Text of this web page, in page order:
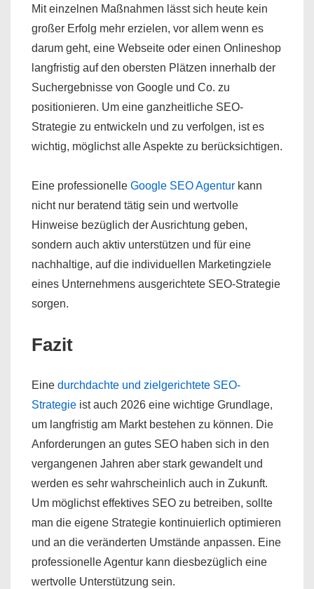
Mit einzelnen Maßnahmen lässt sich heute kein
großer Erfolg mehr erzielen, vor allem wenn es
darum geht, eine Webseite oder einen Onlineshop
langfristig auf den obersten Plätzen innerhalb der
Suchergebnisse von Google und Co. zu
positionieren. Um eine ganzheitliche SEO-
Strategie zu entwickeln und zu verfolgen, ist es
wichtig, möglichst alle Aspekte zu berücksichtigen.
Eine professionelle Google SEO Agentur kann
nicht nur beratend tätig sein und wertvolle
Hinweise bezüglich der Ausrichtung geben,
sondern auch aktiv unterstützen und für eine
nachhaltige, auf die individuellen Marketingziele
eines Unternehmens ausgerichtete SEO-Strategie
sorgen.
Fazit
Eine durchdachte und zielgerichtete SEO-
Strategie ist auch 2026 eine wichtige Grundlage,
um langfristig am Markt bestehen zu können. Die
Anforderungen an gutes SEO haben sich in den
vergangenen Jahren aber stark gewandelt und
werden es sehr wahrscheinlich auch in Zukunft.
Um möglichst effektives SEO zu betreiben, sollte
man die eigene Strategie kontinuierlich optimieren
und an die veränderten Umstände anpassen. Eine
professionelle Agentur kann diesbezüglich eine
wertvolle Unterstützung sein.